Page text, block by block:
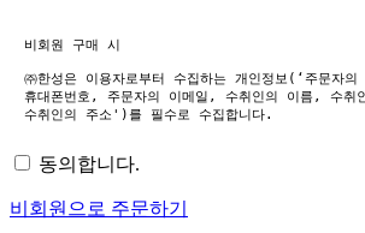
동의합니다.
비회원으로 주문하기